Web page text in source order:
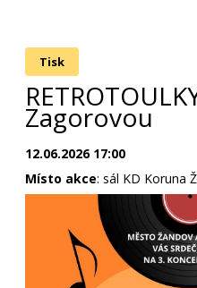
Tisk
Zagorovou
12.06.2026 17:00
Místo akce: sál KD Koruna